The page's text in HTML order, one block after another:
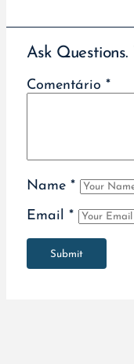
Ask Questions.
Comentário *
Name *
Email *
Submit